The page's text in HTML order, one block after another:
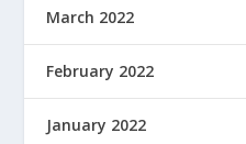
March 2022
February 2022
January 2022